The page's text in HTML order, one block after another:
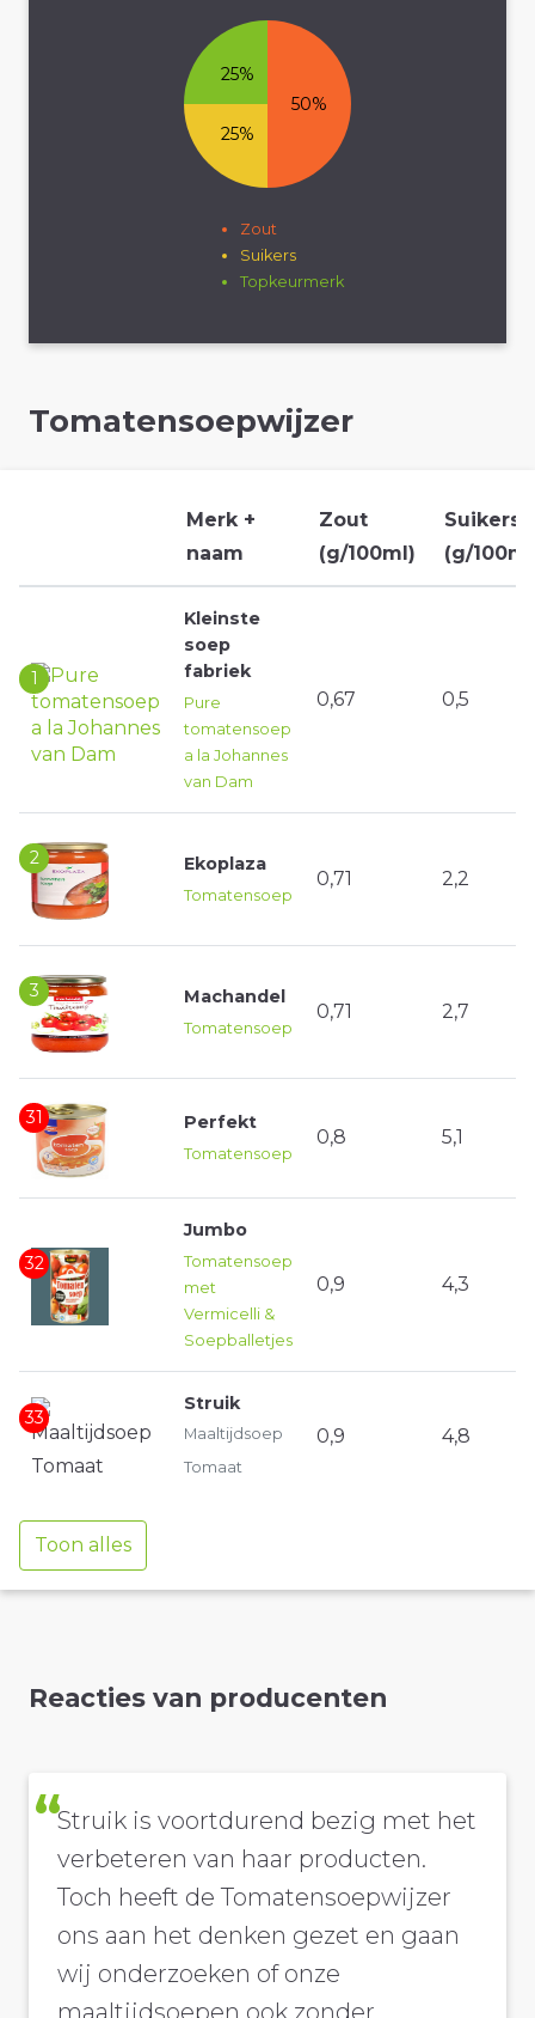
50%
25%
25%
Zout
Suikers
Topkeurmerk
Tomatensoepwijzer
Merk +
naam
Zout
(g/100ml)
Suikers
(g/
1
Kleinste
soep
fabriek
Pure
tomatensoep
a la Johannes
van Dam
0,67 0,5
2 Ekoplaza
Tomatensoep
0,71 2,2
3 Machandel
Tomatensoep
0,71 2,7
31 Perfekt
Tomatensoep
0,8 5,1
32
Jumbo
Tomatensoep
met
Vermicelli &
Soepballetjes
0,9 4,3
33
Struik
Maaltijdsoep
Tomaat
0,9 4,8
Toon alles
Reacties van producenten
Struik is voortdurend bezig met het
verbeteren van haar producten.
Toch heeft de Tomatensoepwijzer
ons aan het denken gezet en gaan
wij onderzoeken of onze
maaltijdsoepen ook zonder